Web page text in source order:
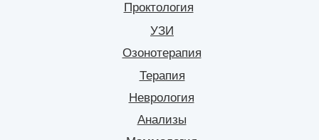
Проктология
УЗИ
Терапия
Озонотерапия
Неврология
Анализы